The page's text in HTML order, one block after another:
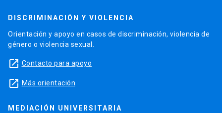
DISCRIMINACIÓN Y VIOLENCIA
Orientación y apoyo en casos de discriminación, violencia de
género o violencia sexual.
launch Contacto para apoyo
launch Más orientación
MEDIACIÓN UNIVERSITARIA